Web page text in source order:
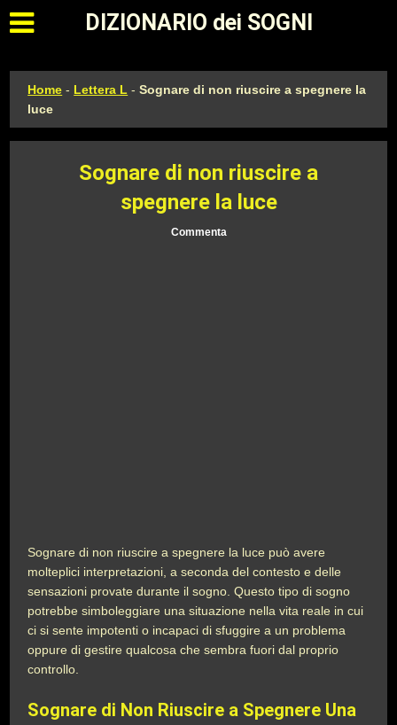
Apri il menu principale
DIZIONARIO dei SOGNI
Home - Lettera L -Sognare di non riuscire a spegnere la
luce
Sognare di non riuscire a
spegnere la luce
Commenta
Sognare di non riuscire a spegnere la luce può avere
molteplici interpretazioni, a seconda del contesto e delle
sensazioni provate durante il sogno. Questo tipo di sogno
potrebbe simboleggiare una situazione nella vita reale in cui
ci si sente impotenti o incapaci di sfuggire a un problema
oppure di gestire qualcosa che sembra fuori dal proprio
controllo.
Sognare di Non Riuscire a Spegnere Una